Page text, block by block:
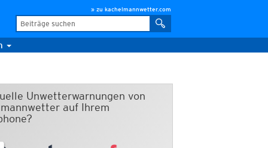
» zu kachelmannwetter.com
Unwetterwarnungen von
auf Ihrem